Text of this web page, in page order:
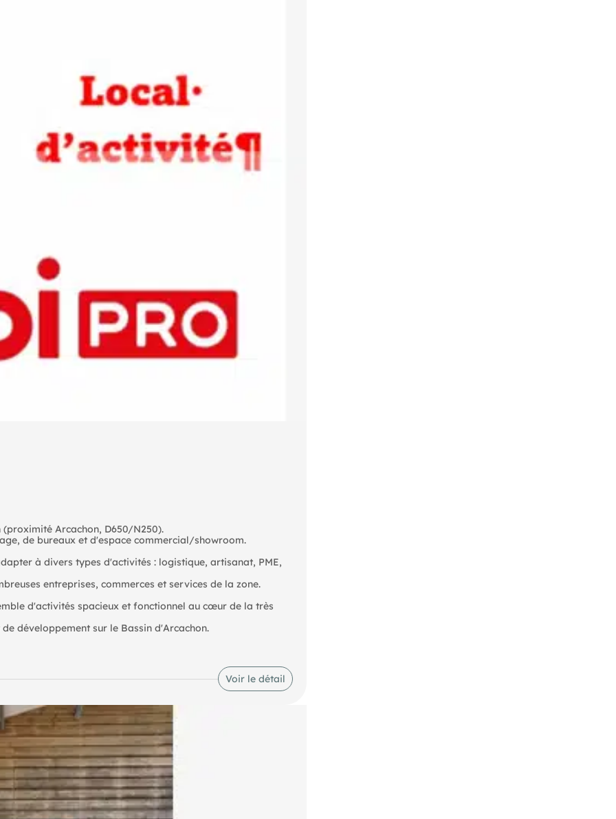
d'activités spacieux et fonctionnel au cœur de la très
Arcachon, D650/N250).
de bureaux et d'espace commercial/showroom.
à divers types d'activités : logistique, artisanat, PME,
entreprises, commerces et services de la zone.
développement sur le Bassin d'Arcachon.
complet, contactez :
Voir le détail